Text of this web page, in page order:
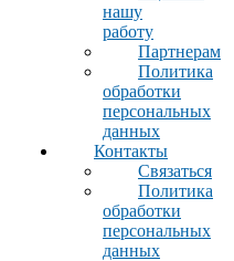
нашу
работу
Партнерам
Политика
обработки
персональных
данных
Контакты
Связаться
Политика
обработки
персональных
данных